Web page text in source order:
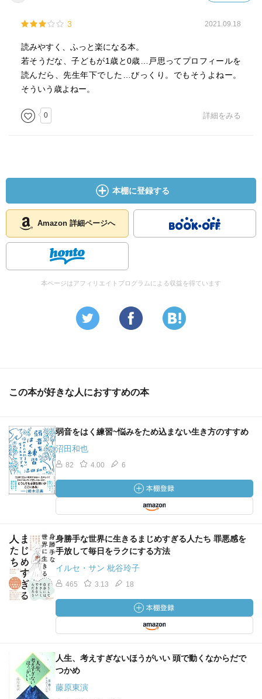
3 2021.09.18
読みやすく、ふっと楽になる本。
若そうだな、子どもが1歳と0歳…戸思ってプロフィールを
読んだら、先生年下でした…びっくり。でもそうよねー。
そういう歳よねー。
0 詳細をみる
本棚に登録する
Amazon 詳細ページへ
本ページはアフィリエイトプログラムによる収益を得ています
この本が好きな人におすすめの本
弱音をはく練習~悩みをため込まない生き方のすすめ
沼田和也
82 4.00 6
身勝手な世界に生きるまじめすぎる人たち 罪悪感を
手放して毎日をラクにする方法
イルセ・サン 枇谷玲子
465 3.13 18
人生、考えすぎないほうがいい 頭で動くなからだで
つかめ
藤原東演